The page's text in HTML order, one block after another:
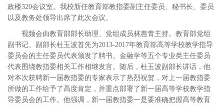
政楼320会议室。我校新任教育部教指委副主任委员、秘书长、委员
以及教务处领导出席了此次会议。
视频会由教育部部长助理、党组成员林惠青主持。教育部党组
副书记、副部长杜玉波首先为2013-2017年教育部高等学校教学指导
委员会的主任委员代表颁发了聘书。金融学等五个专业类主任委员
代表围绕教指委相关工作相继发言。随后，杜玉波副部长讲话，他
对本次获聘新一届教指委的专家表示了热烈祝贺，对上一届教指委
所做的工作给予了高度肯定，并重点部署了新一届高等学校教学指
导委员会的工作。他强调，新一届教指委一是要准确把握高等教育